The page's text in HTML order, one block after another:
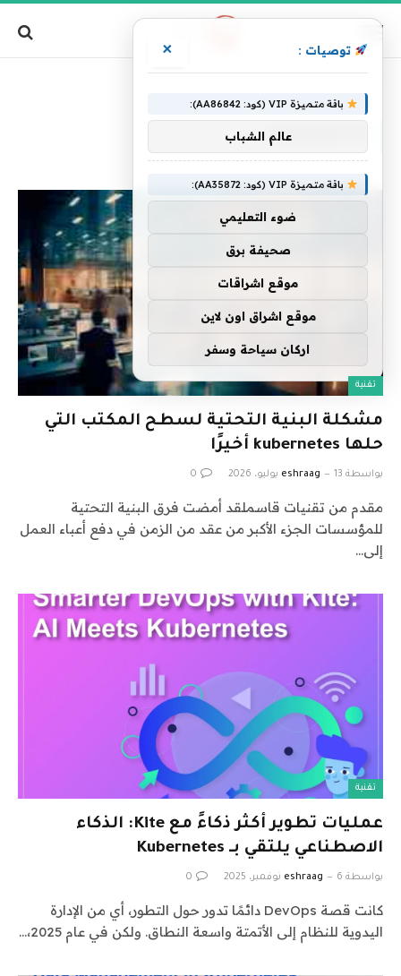
KUBERNETES
تقنية
مشكلة البنية التحتية لسطح المكتب التي
حلها kubernetes أخيرًا
بواسطة eshraag 13 يوليو، 2026 0
مقدم من تقنيات قاسملقد أمضت فرق البنية التحتية
للمؤسسات الجزء الأكبر من عقد من الزمن في دفع أعباء العمل
إلى…
تقنية
عمليات تطوير أكثر ذكاءً مع Kite: الذكاء
الاصطناعي يلتقي بـ Kubernetes
بواسطة eshraag 6 نوفمبر، 2025 0
كانت قصة DevOps دائمًا تدور حول التطور، أي من الإدارة
اليدوية للنظام إلى الأتمتة واسعة النطاق. ولكن في عام 2025،…
توصيات : ×
باقة متميزة VIP (كود: AA86842):
عالم الشباب
باقة متميزة VIP (كود: AA35872):
ضوء التعليمي
صحيفة برق
موقع اشراقات
موقع اشراق اون لاين
اركان سياحة وسفر